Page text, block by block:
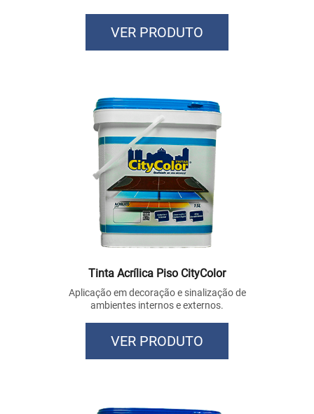
VER PRODUTO
Tinta Acrílica Piso CityColor
Aplicação em decoração e sinalização de
ambientes internos e externos.
VER PRODUTO